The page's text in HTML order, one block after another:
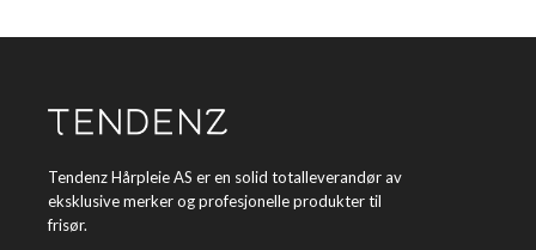
Tendenz Hårpleie AS er en solid totalleverandør av
eksklusive merker og profesjonelle produkter til
frisør.